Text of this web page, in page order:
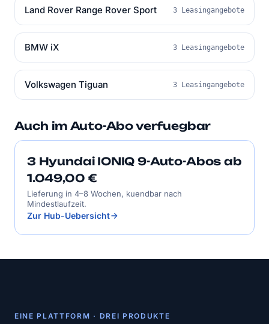
Land Rover Range Rover Sport 3 Leasingangebote
BMW iX 3 Leasingangebote
Volkswagen Tiguan 3 Leasingangebote
Auch im Auto-Abo verfuegbar
3 Hyundai IONIQ 9-Auto-Abos ab
1.049,00 €
Lieferung in 4–8 Wochen, kuendbar nach
Mindestlaufzeit.
Zur Hub-Uebersicht
EINE PLATTFORM · DREI PRODUKTE